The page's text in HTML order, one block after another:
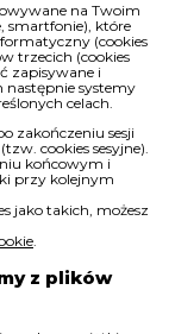
na Twoim
smartfonie), które
(cookies
trzecich (cookies
zapisywane i
następnie systemy
celach.
zakończeniu sesji
cookies sesyjne).
końcowym i
przy kolejnym
jako takich, możesz
.
z plików